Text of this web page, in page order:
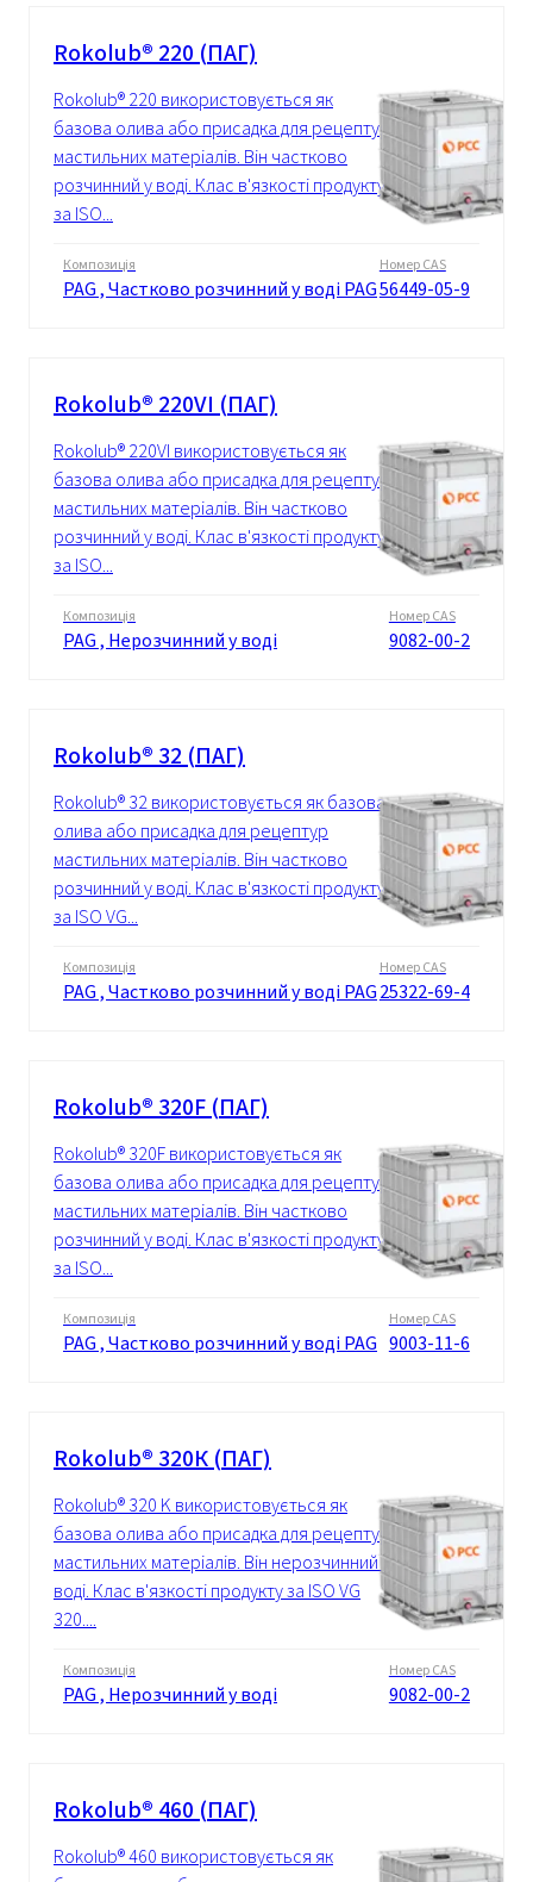
Rokolub® 220 (ПАГ)
Rokolub® 220 використовується як
базова олива або присадка для рецептур
мастильних матеріалів. Він частково
розчинний у воді. Клас в'язкості продукту
за ISO...
Композиція
PAG , Частково розчинний у воді PAG
Номер CAS
56449-05-9
Rokolub® 220VI (ПАГ)
Rokolub® 220VI використовується як
базова олива або присадка для рецептур
мастильних матеріалів. Він частково
розчинний у воді. Клас в'язкості продукту
за ISO...
Композиція
PAG , Нерозчинний у воді
Номер CAS
9082-00-2
Rokolub® 32 (ПАГ)
Rokolub® 32 використовується як базова
олива або присадка для рецептур
мастильних матеріалів. Він частково
розчинний у воді. Клас в'язкості продукту
за ISO VG...
Композиція
PAG , Частково розчинний у воді PAG
Номер CAS
25322-69-4
Rokolub® 320F (ПАГ)
Rokolub® 320F використовується як
базова олива або присадка для рецептур
мастильних матеріалів. Він частково
розчинний у воді. Клас в'язкості продукту
за ISO...
Композиція
PAG , Частково розчинний у воді PAG
Номер CAS
9003-11-6
Rokolub® 320К (ПАГ)
Rokolub® 320 K використовується як
базова олива або присадка для рецептур
мастильних матеріалів. Він нерозчинний у
воді. Клас в'язкості продукту за ISO VG
320....
Композиція
PAG , Нерозчинний у воді
Номер CAS
9082-00-2
Rokolub® 460 (ПАГ)
Rokolub® 460 використовується як